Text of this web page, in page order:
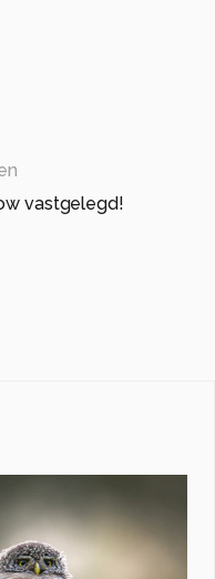
vastgelegd!